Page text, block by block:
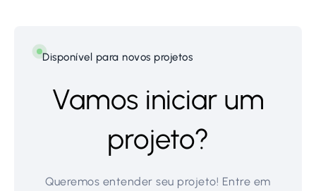
Disponível para novos projetos
Vamos iniciar um
projeto?
Queremos entender seu projeto! Entre em